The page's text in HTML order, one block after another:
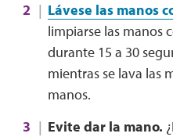
Lávese las manos
limpiarse las manos
durante 15 a 30
mientras se lava las
manos.
Evite dar la mano.